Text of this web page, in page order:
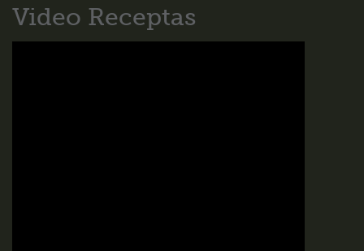
Video Receptas